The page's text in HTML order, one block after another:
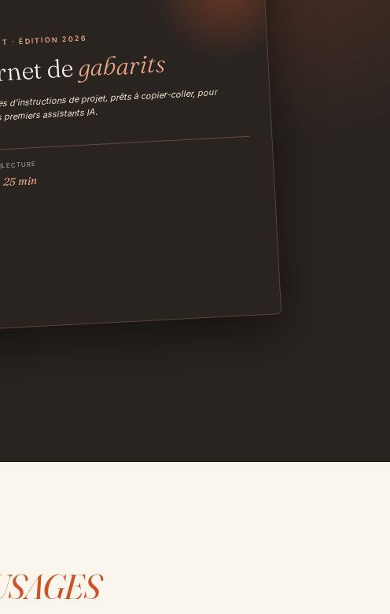
· ÉDITION 2026
degabarits
d’instructions de projet, prêts à copier-coller, pour
assistants IA.
LECTURE
25 min